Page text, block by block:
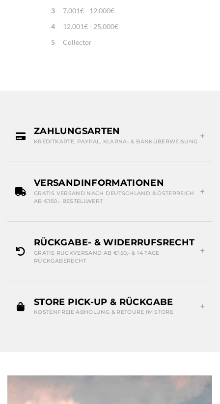
3
7.001€ - 12.000€
4
12.001€ - 25.000€
5
Collector
ZAHLUNGSARTEN
KREDITKARTE, PAYPAL, KLARNA- & BANKÜBERWEISUNG
VERSANDINFORMATIONEN
GRATIS VERSAND NACH DEUTSCHLAND & ÖSTERREICH
AB €150,- BESTELLWERT
RÜCKGABE- & WIDERRUFSRECHT
GRATIS RÜCKVERSAND AB €150,- & 14 TAGE
RÜCKGABERECHT
STORE PICK-UP & RÜCKGABE
KOSTENFREIE ABHOLUNG & RETOURE IM STORE